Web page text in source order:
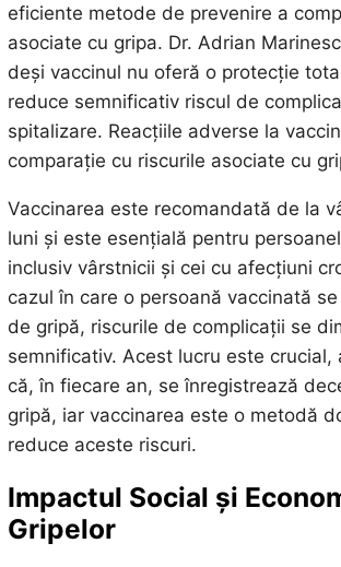
eficiente metode de prevenire a
asociate cu gripa. Dr. Adrian
deși vaccinul nu oferă o protecție
reduce semnificativ riscul de
spitalizare. Reacțiile adverse la
comparație cu riscurile asociate cu
Vaccinarea este recomandată de la
luni și este esențială pentru
inclusiv vârstnicii și cei cu afecțiuni
cazul în care o persoană vaccinată
de gripă, riscurile de complicații se
semnificativ. Acest lucru este crucial,
că, în fiecare an, se înregistrează
gripă, iar vaccinarea este o metodă
reduce aceste riscuri.
Impactul Social și
Gripelor